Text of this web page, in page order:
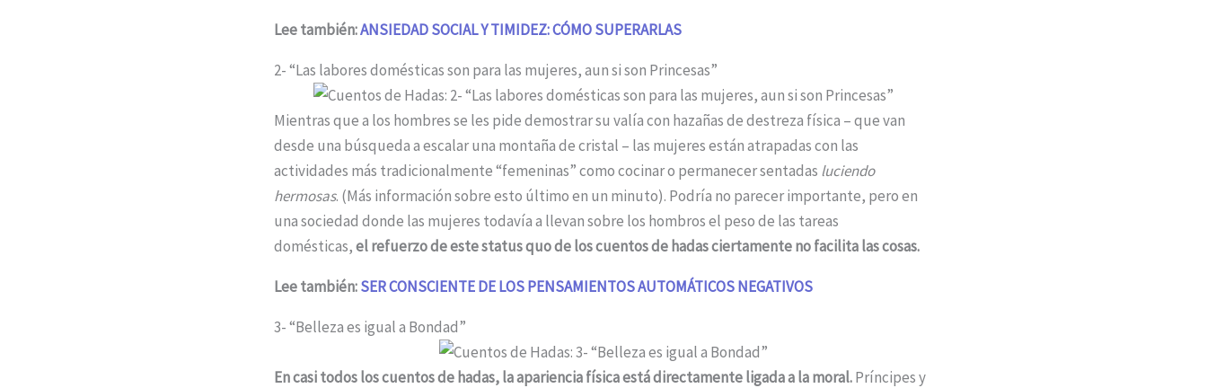
Lee también:ANSIEDAD SOCIAL Y TIMIDEZ: CÓMO SUPERARLAS
2- “Las labores domésticas son para las mujeres, aun si son Princesas”
Mientras que a los hombres se les pide demostrar su valía con hazañas de destreza física – que van
desde una búsqueda a escalar una montaña de cristal – las mujeres están atrapadas con las
actividades más tradicionalmente “femeninas” como cocinar o permanecer sentadas luciendo
hermosas. (Más información sobre esto último en un minuto). Podría no parecer importante, pero en
una sociedad donde las mujeres todavía a llevan sobre los hombros el peso de las tareas
domésticas,el refuerzo de este status quo de los cuentos de hadas ciertamente no facilita las cosas.
Lee también:SER CONSCIENTE DE LOS PENSAMIENTOS AUTOMÁTICOS NEGATIVOS
3- “Belleza es igual a Bondad”
En casi todos los cuentos de hadas, la apariencia física está directamente ligada a la moral.Príncipes y